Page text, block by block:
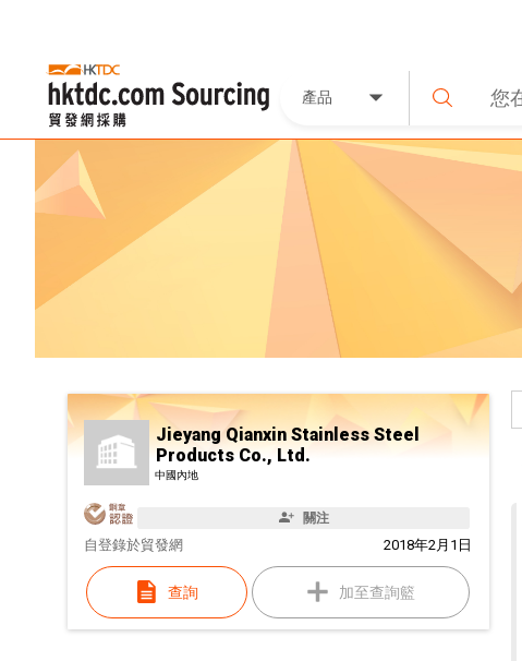
產品
Jieyang Qianxin Stainless Steel
Products Co., Ltd.
中國內地
關注
自 2018年2月1日
登錄於貿發網
查詢 加至查詢籃